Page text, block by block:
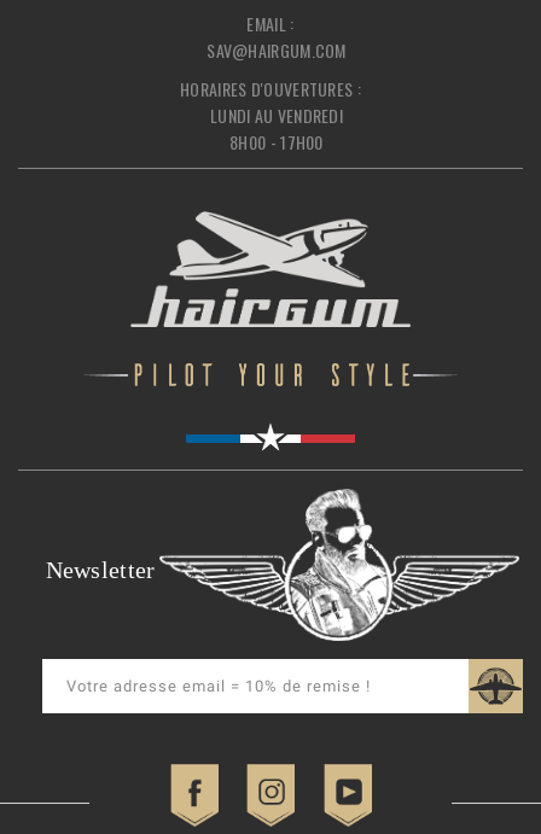
EMAIL :
SAV@HAIRGUM.COM
HORAIRES D'OUVERTURES :
LUNDI AU VENDREDI
8H00 - 17H00
Newsletter